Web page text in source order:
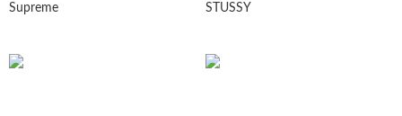
Supreme STUSSY